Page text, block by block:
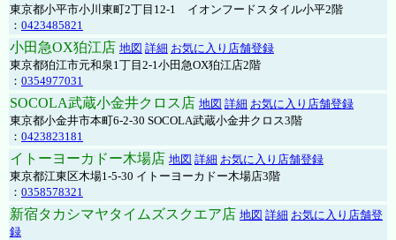
東京都小平市小川東町2丁目12-1 イオンフードスタイル小平2階
： 0423485821
小田急OX狛江店 地図 詳細 お気に入り店舗登録
東京都狛江市元和泉1丁目2-1小田急OX狛江店2階
： 0354977031
SOCOLA武蔵小金井クロス店 地図 詳細 お気に入り店舗登録
東京都小金井市本町6-2-30 SOCOLA武蔵小金井クロス3階
： 0423823181
イトーヨーカドー木場店 地図 詳細 お気に入り店舗登録
東京都江東区木場1-5-30 イトーヨーカドー木場店3階
： 0358578321
新宿タカシマヤタイムズスクエア店 地図 詳細 お気に入り店舗登
録